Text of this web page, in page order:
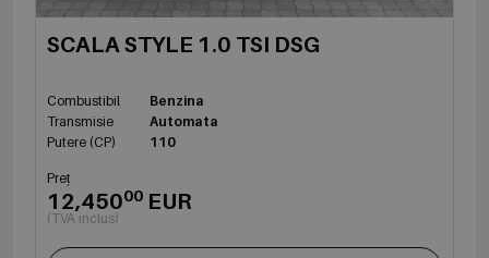
SCALA STYLE 1.0 TSI DSG
Combustibil
Benzina
Transmisie
Automata
Putere (CP)
110
Preț
12,45000 EUR
(TVA inclus)